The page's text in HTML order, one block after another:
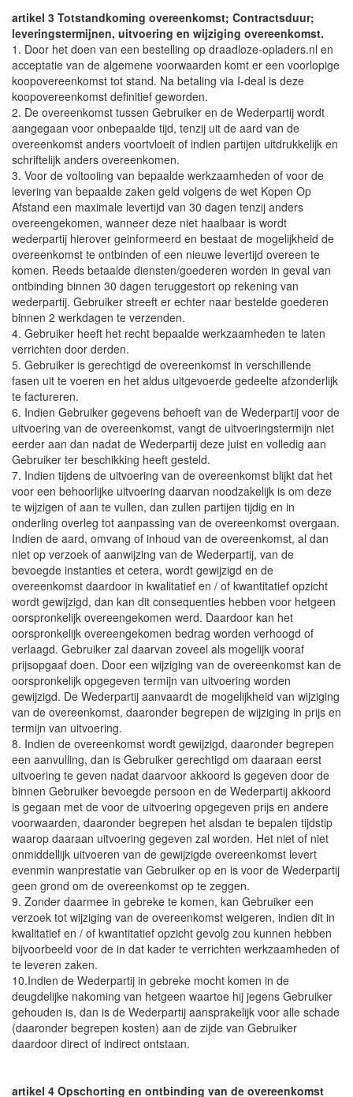
artikel 3 Totstandkoming overeenkomst; Contractsduur;
leveringstermijnen, uitvoering en wijziging overeenkomst.
1. Door het doen van een bestelling op draadloze-opladers.nl en
acceptatie van de algemene voorwaarden komt er een voorlopige
koopovereenkomst tot stand. Na betaling via I-deal is deze
koopovereenkomst definitief geworden.
2. De overeenkomst tussen Gebruiker en de Wederpartij wordt
aangegaan voor onbepaalde tijd, tenzij uit de aard van de
overeenkomst anders voortvloeit of indien partijen uitdrukkelijk en
schriftelijk anders overeenkomen.
3. Voor de voltooiing van bepaalde werkzaamheden of voor de
levering van bepaalde zaken geld volgens de wet Kopen Op
Afstand een maximale levertijd van 30 dagen tenzij anders
overeengekomen, wanneer deze niet haalbaar is wordt
wederpartij hierover geinformeerd en bestaat de mogelijkheid de
overeenkomst te ontbinden of een nieuwe levertijd overeen te
komen. Reeds betaalde diensten/goederen worden in geval van
ontbinding binnen 30 dagen teruggestort op rekening van
wederpartij. Gebruiker streeft er echter naar bestelde goederen
binnen 2 werkdagen te verzenden.
4. Gebruiker heeft het recht bepaalde werkzaamheden te laten
verrichten door derden.
5. Gebruiker is gerechtigd de overeenkomst in verschillende
fasen uit te voeren en het aldus uitgevoerde gedeelte afzonderlijk
te factureren.
6. Indien Gebruiker gegevens behoeft van de Wederpartij voor de
uitvoering van de overeenkomst, vangt de uitvoeringstermijn niet
eerder aan dan nadat de Wederpartij deze juist en volledig aan
Gebruiker ter beschikking heeft gesteld.
7. Indien tijdens de uitvoering van de overeenkomst blijkt dat het
voor een behoorlijke uitvoering daarvan noodzakelijk is om deze
te wijzigen of aan te vullen, dan zullen partijen tijdig en in
onderling overleg tot aanpassing van de overeenkomst overgaan.
Indien de aard, omvang of inhoud van de overeenkomst, al dan
niet op verzoek of aanwijzing van de Wederpartij, van de
bevoegde instanties et cetera, wordt gewijzigd en de
overeenkomst daardoor in kwalitatief en / of kwantitatief opzicht
wordt gewijzigd, dan kan dit consequenties hebben voor hetgeen
oorspronkelijk overeengekomen werd. Daardoor kan het
oorspronkelijk overeengekomen bedrag worden verhoogd of
verlaagd. Gebruiker zal daarvan zoveel als mogelijk vooraf
prijsopgaaf doen. Door een wijziging van de overeenkomst kan de
oorspronkelijk opgegeven termijn van uitvoering worden
gewijzigd. De Wederpartij aanvaardt de mogelijkheid van wijziging
van de overeenkomst, daaronder begrepen de wijziging in prijs en
termijn van uitvoering.
8. Indien de overeenkomst wordt gewijzigd, daaronder begrepen
een aanvulling, dan is Gebruiker gerechtigd om daaraan eerst
uitvoering te geven nadat daarvoor akkoord is gegeven door de
binnen Gebruiker bevoegde persoon en de Wederpartij akkoord
is gegaan met de voor de uitvoering opgegeven prijs en andere
voorwaarden, daaronder begrepen het alsdan te bepalen tijdstip
waarop daaraan uitvoering gegeven zal worden. Het niet of niet
onmiddellijk uitvoeren van de gewijzigde overeenkomst levert
evenmin wanprestatie van Gebruiker op en is voor de Wederpartij
geen grond om de overeenkomst op te zeggen.
9. Zonder daarmee in gebreke te komen, kan Gebruiker een
verzoek tot wijziging van de overeenkomst weigeren, indien dit in
kwalitatief en / of kwantitatief opzicht gevolg zou kunnen hebben
bijvoorbeeld voor de in dat kader te verrichten werkzaamheden of
te leveren zaken.
10.Indien de Wederpartij in gebreke mocht komen in de
deugdelijke nakoming van hetgeen waartoe hij jegens Gebruiker
gehouden is, dan is de Wederpartij aansprakelijk voor alle schade
(daaronder begrepen kosten) aan de zijde van Gebruiker
daardoor direct of indirect ontstaan.
artikel 4 Opschorting en ontbinding van de overeenkomst